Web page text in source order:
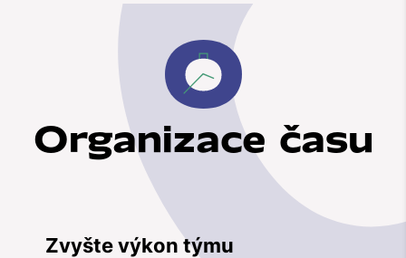
Organizace času
Zvyšte výkon týmu